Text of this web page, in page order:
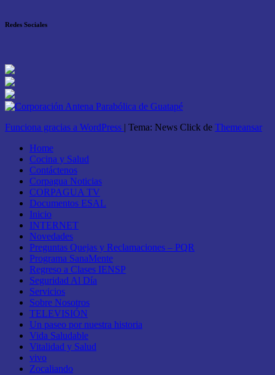
Redes Sociales
Funciona gracias a WordPress | Tema: News Click de Themeansar
Home
Cocina y Salud
Contáctenos
Corpagua Noticias
CORPAGUA TV
Documentos ESAL
Inicio
INTERNET
Novedades
Preguntas Quejas y Reclamaciones – PQR
Programa SanaMente
Regreso a Clases IENSP
Seguridad Al Día
Servicios
Sobre Nosotros
TELEVISIÓN
Un paseo por nuestra historia
Vida Saludable
Vitalidad y Salud
vivo
Zocaliando